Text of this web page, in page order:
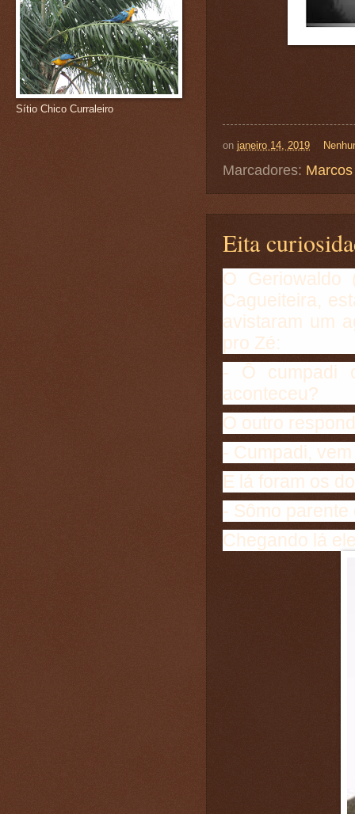
on janeiro 14, 2019
Marcadores:
Eita
O
Cagueiteira,
avistaram um
pro Zé:
- Ô cumpadi
aconteceu?
O outro
- Cumpadi,
E lá foram os
- Sômo
Chegando lá
Sítio Chico Curraleiro